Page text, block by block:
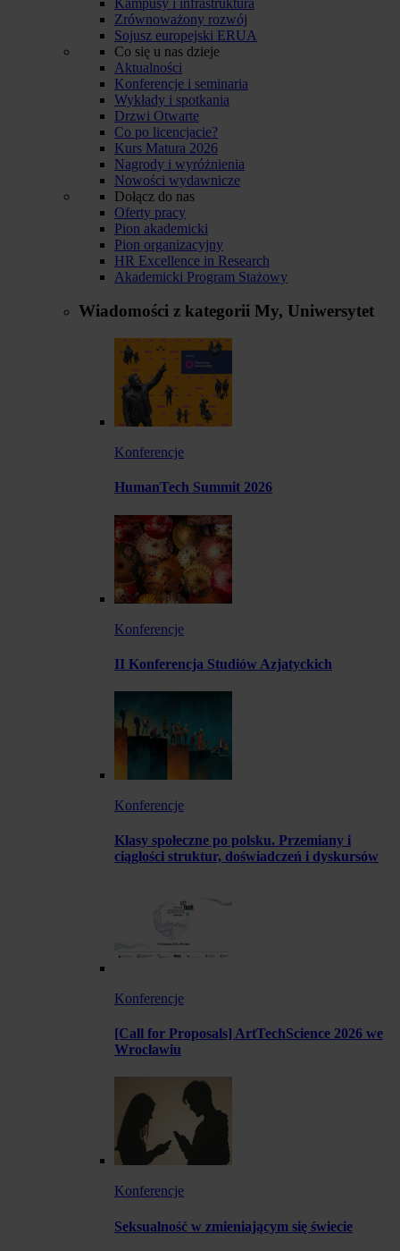
Zrównoważony rozwój
Sojusz europejski ERUA
Co się u nas dzieje
Aktualności
Konferencje i seminaria
Wykłady i spotkania
Drzwi Otwarte
Co po licencjacie?
Kurs Matura 2026
Nagrody i wyróżnienia
Nowości wydawnicze
Dołącz do nas
Oferty pracy
Pion akademicki
Pion organizacyjny
HR Excellence in Research
Akademicki Program Stażowy
Wiadomości z kategorii My, Uniwersytet
Konferencje
HumanTech Summit 2026
Konferencje
II Konferencja Studiów Azjatyckich
Konferencje
Klasy społeczne po polsku. Przemiany i
ciągłości struktur, doświadczeń i dyskursów
Konferencje
[Call for Proposals] ArtTechScience 2026 we
Wrocławiu
Konferencje
Seksualność w zmieniającym się świecie